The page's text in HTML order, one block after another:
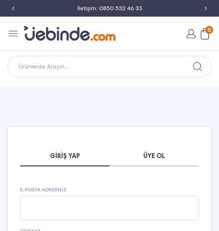
İletişim: 0850 532 46 33
0
Ürünlerde Arayın...
GIRIŞ YAP ÜYE OL
E-POSTA ADRESINIZ